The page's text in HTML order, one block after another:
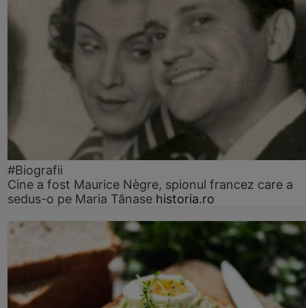
#Biografii
Cine a fost Maurice Nègre, spionul francez care a
sedus-o pe Maria Tănase historia.ro